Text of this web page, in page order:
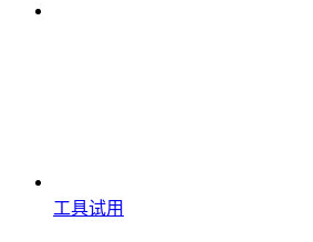
工具试用